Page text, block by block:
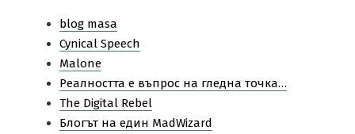
blog masa
Cynical Speech
Malone
Pеалността е въпрос на гледна точка…
The Digital Rebel
Блогът на един MadWizard